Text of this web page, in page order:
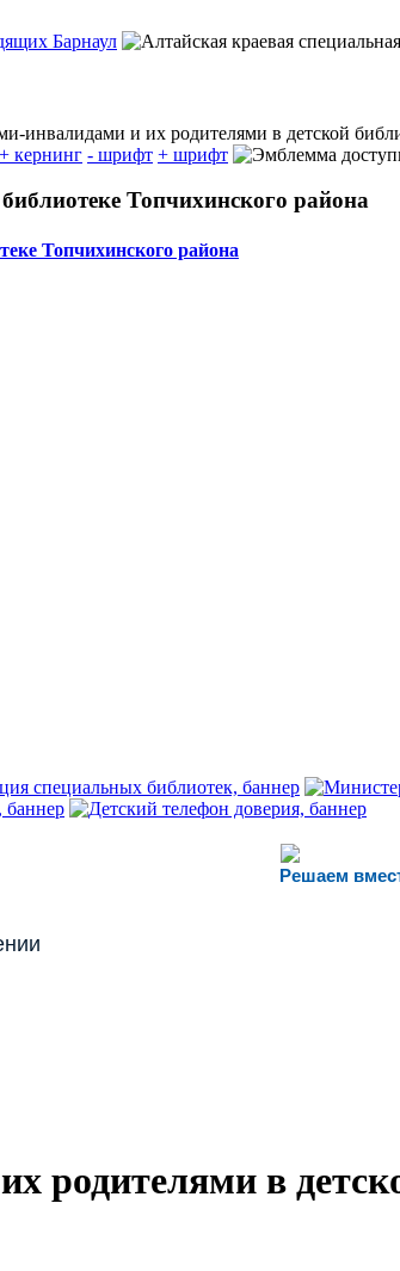
инвалидами и их родителями в детской
+ кернинг - шрифт + шрифт
Топчихинского района
Топчихинского района
Решаем
родителями в